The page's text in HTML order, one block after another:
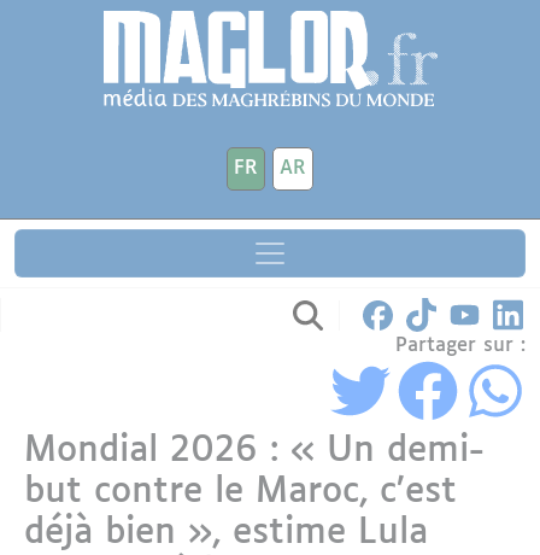
Aller au contenu principal
FR AR
Partager sur :
Mondial 2026 : « Un demi-
but contre le Maroc, c’est
déjà bien », estime Lula
Panneau de gestion des cookies